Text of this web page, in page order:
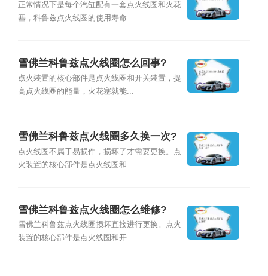
正常情况下是每个汽缸配有一套点火线圈和火花
塞，科鲁兹点火线圈的使用寿命...
雪佛兰科鲁兹点火线圈怎么回事?
点火装置的核心部件是点火线圈和开关装置，提
高点火线圈的能量，火花塞就能...
雪佛兰科鲁兹点火线圈多久换一次?
点火线圈不属于易损件，损坏了才需要更换。点
火装置的核心部件是点火线圈和...
雪佛兰科鲁兹点火线圈怎么维修?
雪佛兰科鲁兹点火线圈损坏直接进行更换。点火
装置的核心部件是点火线圈和开...